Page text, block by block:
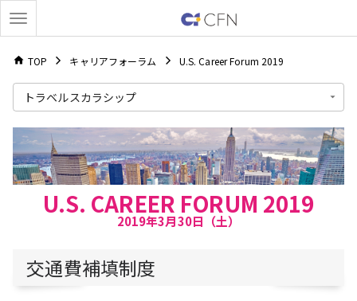
TOP キャリアフォーラム U.S. Career Forum 2019
トラベルスカラシップ
U.S. CAREER FORUM 2019
2019年3月30日（土）
交通費補填制度